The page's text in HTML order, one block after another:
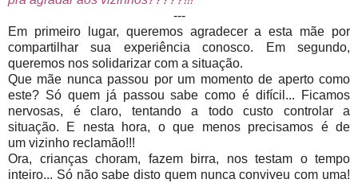
---
Em primeiro lugar, queremos agradecer a esta mãe por
compartilhar sua experiência conosco. Em segundo,
queremos nos solidarizar com a situação.
Que mãe nunca passou por um momento de aperto como
este? Só quem já passou sabe como é difícil... Ficamos
nervosas, é claro, tentando a todo custo controlar a
situação. E nesta hora, o que menos precisamos é de
um vizinho reclamão!!!
Ora, crianças choram, fazem birra, nos testam o tempo
inteiro... Só não sabe disto quem nunca conviveu com uma!